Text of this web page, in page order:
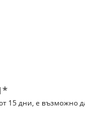
15 дни, е възможно